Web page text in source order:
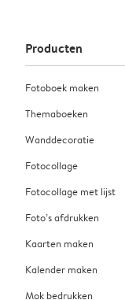
Producten
Fotoboek maken
Themaboeken
Wanddecoratie
Fotocollage
Fotocollage met lijst
Foto’s afdrukken
Kaarten maken
Kalender maken
Mok bedrukken